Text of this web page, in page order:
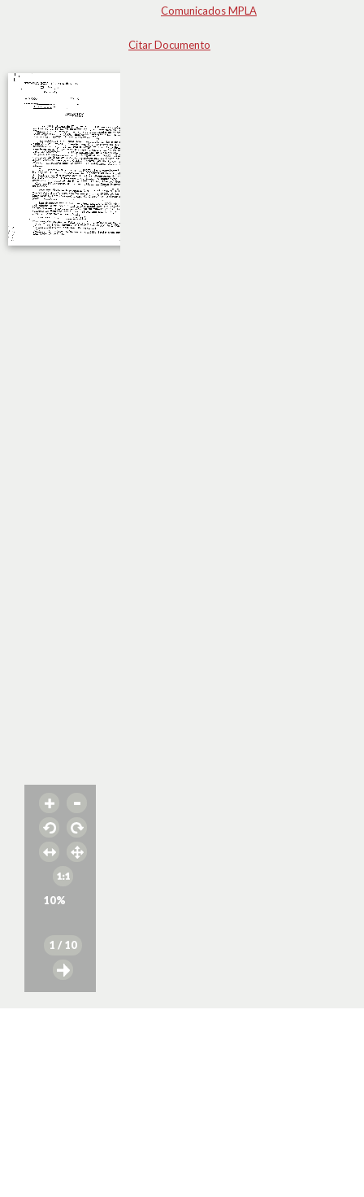
10%
1 / 10
Comunicados MPLA
Citar Documento